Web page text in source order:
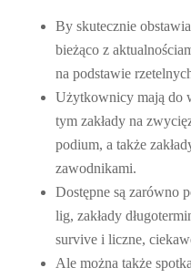
By skutecznie
bieżąco z
na podstawie
Użytkownicy mają do
tym zakłady na
podium, a także
zawodnikami.
Dostępne są zarówno
lig, zakłady
survive i liczne,
Ale można także